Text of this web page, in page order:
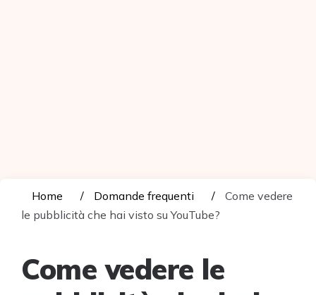
Home Domande frequenti
Come vedere
le pubblicità che hai visto su YouTube?
Come vedere le